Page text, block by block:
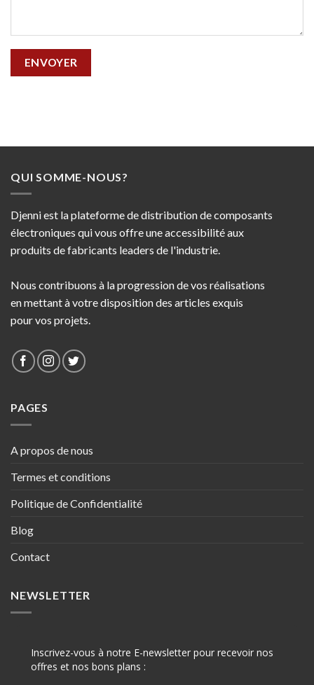
QUI SOMME-NOUS?
Djenni est la plateforme de distribution de composants
électroniques qui vous offre une accessibilité aux
produits de fabricants leaders de l'industrie.
Nous contribuons à la progression de vos réalisations
en mettant à votre disposition des articles exquis
pour vos projets.
PAGES
A propos de nous
Termes et conditions
Politique de Confidentialité
Blog
Contact
NEWSLETTER
Inscrivez-vous à notre E-newsletter pour recevoir nos
offres et nos bons plans :